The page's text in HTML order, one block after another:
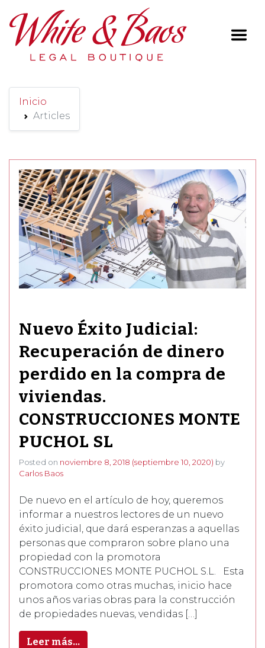
Main Navigation
Inicio
Articles
Nuevo Éxito Judicial:
Recuperación de dinero
perdido en la compra de
viviendas.
CONSTRUCCIONES MONTE
PUCHOL SL
Posted on noviembre 8, 2018 (septiembre 10, 2020) by
Carlos Baos
De nuevo en el artículo de hoy, queremos
informar a nuestros lectores de un nuevo
éxito judicial, que dará esperanzas a aquellas
personas que compraron sobre plano una
propiedad con la promotora
CONSTRUCCIONES MONTE PUCHOL S.L. Esta
promotora como otras muchas, inicio hace
unos años varias obras para la construcción
de propiedades nuevas, vendidas […]
Leer más…